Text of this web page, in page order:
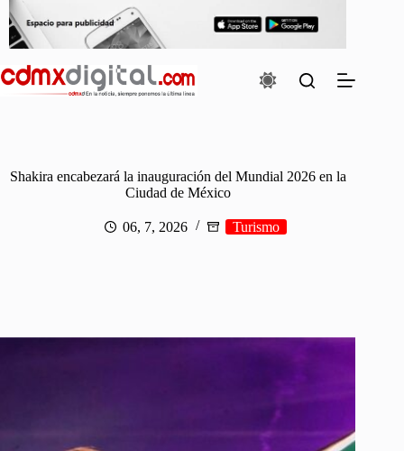
contenido
Shakira encabezará la inauguración del Mundial 2026 en la
Ciudad de México
06, 7, 2026 Turismo